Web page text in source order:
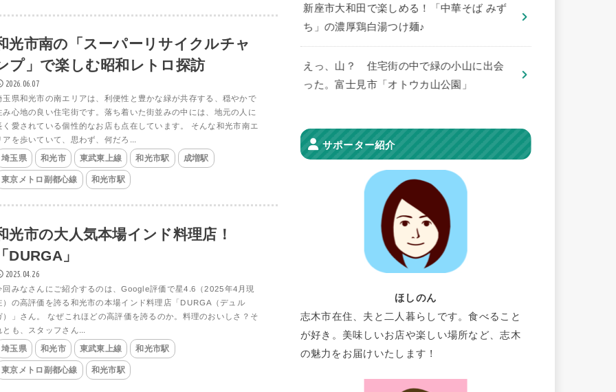
光市南の「スーパーリサイクルチャ
プ」で楽しむ昭和レトロ探訪
2026.06.07
玉県和光市の南エリアは、利便性と豊かな緑が共存する、穏やかで
み心地の良い住宅街です。落ち着いた街並みの中には、地元の人に
く愛されている個性的なお店も点在しています。 そんな和光市南エ
アを歩いていて、思わず、何だろ...
埼玉県 和光市 東武東上線 和光市駅 成増駅
東京メトロ副都心線 和光市駅
光市の大人気本場インド料理店！
DURGA」
2025.04.26
回みなさんにご紹介するのは、Google評価で星4.6（2025年4月現
）の高評価を誇る和光市の本場インド料理店「DURGA（デュル
）」さん。 なぜこれほどの高評価を誇るのか。料理のおいしさ？そ
とも、スタッフさん...
埼玉県 和光市 東武東上線 和光市駅
東京メトロ副都心線 和光市駅
新座市大和田で楽しめる！「中華そば みず
ち」の濃厚鶏白湯つけ麺♪
えっ、山？ 住宅街の中で緑の小山に出会
った。富士見市「オトウカ山公園」
サポーター紹介
ほしのん
志木市在住、夫と二人暮らしです。食べること
が好き。美味しいお店や楽しい場所など、志木
の魅力をお届けいたします！